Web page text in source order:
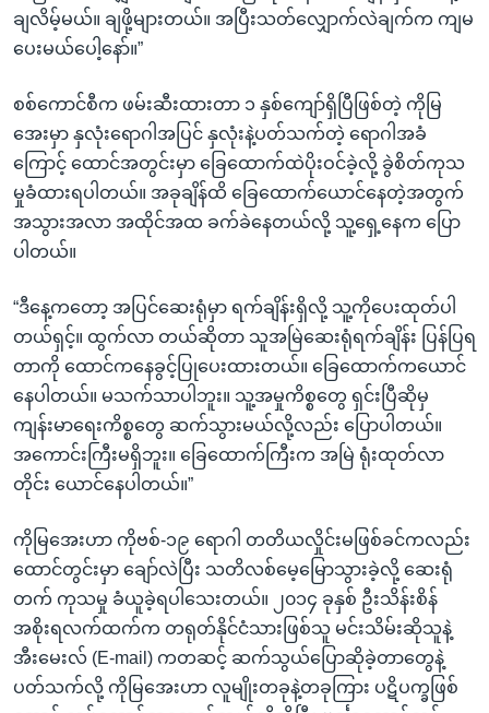
ချလိမ့်မယ်။ ချဖို့များတယ်။ အပြီးသတ်လျှောက်လဲချက်က ကျမ
ပေးမယ်ပေါ့နော်။”
စစ်ကောင်စီက ဖမ်းဆီးထားတာ ၁ နှစ်ကျော်ရှိပြီဖြစ်တဲ့ ကိုမြ
အေးမှာ နှလုံးရောဂါအပြင် နှလုံးနဲ့ပတ်သက်တဲ့ ရောဂါအခံ
ကြောင့် ထောင်အတွင်းမှာ ခြေထောက်ထဲပိုးဝင်ခဲ့လို့ ခွဲစိတ်ကုသ
မှုခံထားရပါတယ်။ အခုချိန်ထိ ခြေထောက်ယောင်နေတဲ့အတွက်
အသွားအလာ အထိုင်အထ ခက်ခဲနေတယ်လို့ သူ့ရှေ့နေက ပြော
ပါတယ်။
“ဒီနေ့ကတော့ အပြင်ဆေးရုံမှာ ရက်ချိန်းရှိလို့ သူ့ကိုပေးထုတ်ပါ
တယ်ရှင့်။ ထွက်လာ တယ်ဆိုတာ သူအမြဲဆေးရုံရက်ချိန်း ပြန်ပြရ
တာကို ထောင်ကနေခွင့်ပြုပေးထားတယ်။ ခြေထောက်ကယောင်
နေပါတယ်။ မသက်သာပါဘူး။ သူ့အမှုကိစ္စတွေ ရှင်းပြီဆိုမှ
ကျန်းမာရေးကိစ္စတွေ ဆက်သွားမယ်လို့လည်း ပြောပါတယ်။
အကောင်းကြီးမရှိဘူး။ ခြေထောက်ကြီးက အမြဲ ရုံးထုတ်လာ
တိုင်း ယောင်နေပါတယ်။”
ကိုမြအေးဟာ ကိုဗစ်-၁၉ ရောဂါ တတိယလှိုင်းမဖြစ်ခင်ကလည်း
ထောင်တွင်းမှာ ချော်လဲပြီး သတိလစ်မေ့မြောသွားခဲ့လို့ ဆေးရုံ
တက် ကုသမှု ခံယူခဲ့ရပါသေးတယ်။ ၂၀၁၄ ခုနှစ် ဦးသိန်းစိန်
အစိုးရလက်ထက်က တရုတ်နိုင်ငံသားဖြစ်သူ မင်းသိမ်းဆိုသူနဲ့
အီးမေးလ် (E-mail) ကတဆင့် ဆက်သွယ်ပြောဆိုခဲ့တာတွေနဲ့
ပတ်သက်လို့ ကိုမြအေးဟာ လူမျိုးတခုနဲ့တခုကြား ပဋိပက္ခဖြစ်